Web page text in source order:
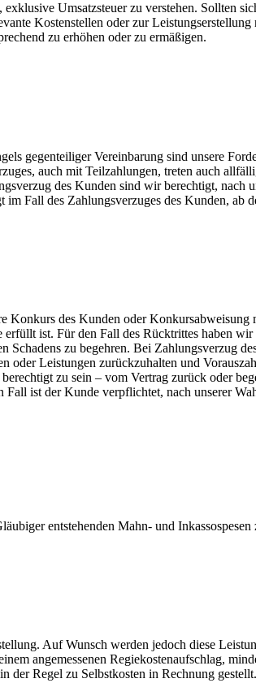
Umsatzsteuer zu verstehen. Sollten
Kostenstellen oder zur
zu erhöhen oder zu ermäßigen.
gegenteiliger Vereinbarung sind unsere
auch mit Teilzahlungen, treten auch
des Kunden sind wir berechtigt, nach
Fall des Zahlungsverzuges des Kunden, ab
des Kunden oder
ist. Für den Fall des Rücktrittes haben
Schadens zu begehren. Bei Zahlungsverzug
Leistungen zurückzuhalten und
zu sein – vom Vertrag zurück oder
ist der Kunde verpflichtet, nach unserer
entstehenden Mahn- und Inkassospesen
Auf Wunsch werden jedoch diese
angemessenen Regiekostenaufschlag,
Regel zu Selbstkosten in Rechnung